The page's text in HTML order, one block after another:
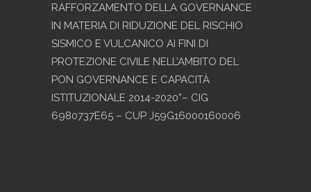
RAFFORZAMENTO DELLA GOVERNANCE
IN MATERIA DI RIDUZIONE DEL RISCHIO
SISMICO E VULCANICO AI FINI DI
PROTEZIONE CIVILE NELL’AMBITO DEL
PON GOVERNANCE E CAPACITÀ
ISTITUZIONALE 2014-2020”– CIG
6980737E65 – CUP J59G16000160006